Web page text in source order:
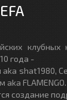
клубных
года -
shat1980,
FLAMENGO.
создание